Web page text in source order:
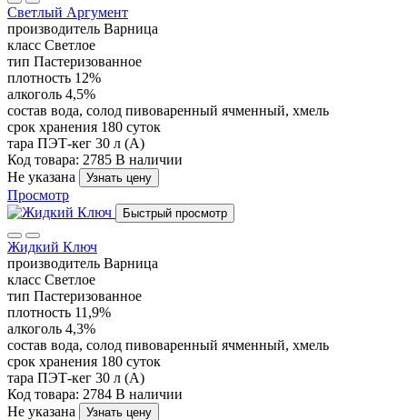
Светлый Аргумент
производитель Варница
класс Светлое
тип Пастеризованное
плотность 12%
алкоголь 4,5%
состав вода, солод пивоваренный ячменный, хмель
срок хранения 180 суток
тара ПЭТ-кег 30 л (А)
Код товара: 2785 В наличии
Не указана
Узнать цену
Просмотр
Быстрый просмотр
Жидкий Ключ
производитель Варница
класс Светлое
тип Пастеризованное
плотность 11,9%
алкоголь 4,3%
состав вода, солод пивоваренный ячменный, хмель
срок хранения 180 суток
тара ПЭТ-кег 30 л (А)
Код товара: 2784 В наличии
Не указана
Узнать цену